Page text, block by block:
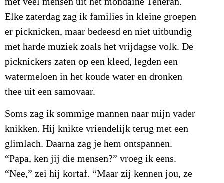
Elke zaterdag zag ik families in kleine groepen
er picknicken, maar bedeesd en niet uitbundig
met harde muziek zoals het vrijdagse volk. De
picknickers zaten op een kleed, legden een
watermeloen in het koude water en dronken
thee uit een samovaar.
Soms zag ik sommige mannen naar mijn vader
knikken. Hij knikte vriendelijk terug met een
glimlach. Daarna zag je hem ontspannen.
“Papa, ken jij die mensen?” vroeg ik eens.
“Nee,” zei hij kortaf. “Maar zij kennen jou, ze